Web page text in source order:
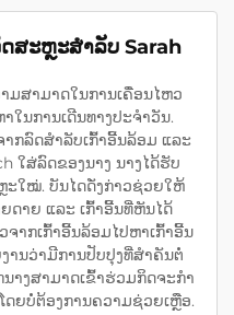
ສະຫຼະສຳລັບ Sarah
ສາມາດໃນການເຄື່ອນໄຫວ
ໃນການເດີນທາງປະຈຳວັນ.
າກລົດສຳລັບເກົ້າອີ້ນລ້ອມ ແລະ
ໃສ່ລົດຂອງນາງ ນາງໄດ້ຮັບ
ະໃໝ່. ບັນໄດດັ່ງກ່າວຊ່ວຍໃຫ້
ດາຍ ແລະ ເກົ້າອີ້ນທີ່ຫັນໄດ້
າກເກົ້າອີ້ນລ້ອມໄປຫາເກົ້າອີ້ນ
ານວ່າມີການປັບປຸງທີ່ສຳຄັນຕໍ່
າງສາມາດເຂົ້າຮ່ວມກິດຈະກຳ
ຍບໍ່ຕ້ອງການຄວາມຊ່ວຍເຫຼືອ.